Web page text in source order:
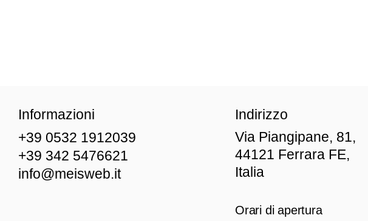
Informazioni
+39 0532 1912039
+39 342 5476621
info@meisweb.it
Indirizzo
Via Piangipane, 81,
44121 Ferrara FE,
Italia
Orari di apertura